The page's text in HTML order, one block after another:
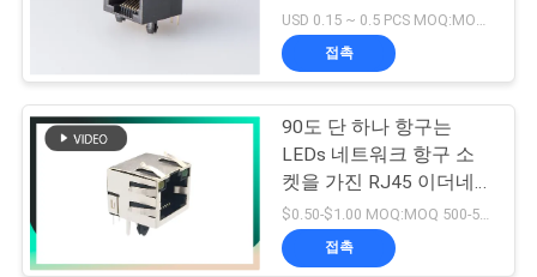
여
행
질
항구 8P8C를 골라냅니다
접촉
90도 단 하나 항구는
LEDs 네트워크 항구 소
켓을 가진 RJ45 이더네
트 연결관을 보호했습니
다
$0.50-$1.00 MOQ:MOQ 500-5KPC
접촉